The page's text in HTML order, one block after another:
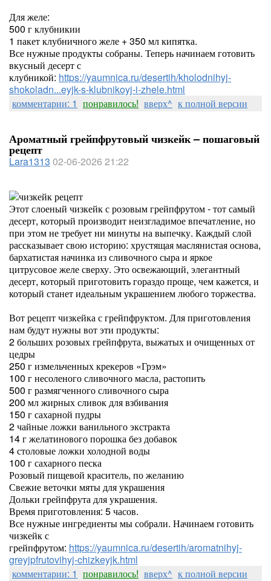
Для желе:
500 г клубникии
1 пакет клубничного желе + 350 мл кипятка.
Все нужные продукты собраны. Теперь начинаем готовить
вкусный десерт с
клубникой: https://yaumnica.ru/desertih/kholodnihyj-
shokoladn...eyjk-s-klubnikoyj-i-zhele.html
комментарии: 1 понравилось! вверх^ к полной версии
Ароматный грейпфрутовый чизкейк – пошаговый
рецепт
Lara1313 02-06-2026 21:22
Этот слоеный чизкейк с розовым грейпфрутом - тот самый
десерт, который производит неизгладимое впечатление, но
при этом не требует ни минуты на выпечку. Каждый слой
рассказывает свою историю: хрустящая маслянистая основа,
бархатистая начинка из сливочного сыра и яркое
цитрусовое желе сверху. Это освежающий, элегантный
десерт, который приготовить гораздо проще, чем кажется, и
который станет идеальным украшением любого торжества.
Вот рецепт чизкейка с грейпфруктом. Для приготовления
нам будут нужны вот эти продукты:
2 больших розовых грейпфрута, выжатых и очищенных от
цедры
250 г измельченных крекеров «Грэм»
100 г несоленого сливочного масла, растопить
500 г размягченного сливочного сыра
200 мл жирных сливок для взбивания
150 г сахарной пудры
2 чайные ложки ванильного экстракта
14 г желатинового порошка без добавок
4 столовые ложки холодной воды
100 г сахарного песка
Розовый пищевой краситель, по желанию
Свежие веточки мяты для украшения
Дольки грейпфрута для украшения.
Время приготовления: 5 часов.
Все нужные ингредиенты мы собрали. Начинаем готовить
чизкейк с
грейпфрутом: https://yaumnica.ru/desertih/aromatnihyj-
greyjpfrutovihyj-chizkeyjk.html
комментарии: 1 понравилось! вверх^ к полной версии